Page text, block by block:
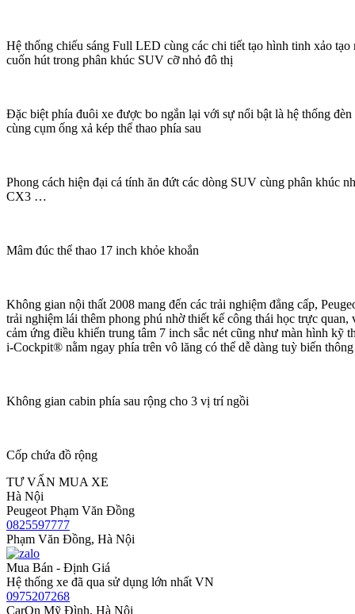
Hệ thống chiếu sáng Full LED cùng các chi tiết tạo hình tinh xảo tạo
cuốn hút trong phân khúc SUV cỡ nhỏ đô thị
Đặc biệt phía đuôi xe được bo ngắn lại với sự nổi bật là hệ thống
cùng cụm ống xả kép thể thao phía sau
Phong cách hiện đại cá tính ăn đứt các dòng SUV cùng phân khúc
CX3 …
Mâm đúc thể thao 17 inch khỏe khoắn
Không gian nội thất 2008 mang đến các trải nghiệm đẳng cấp,
trải nghiệm lái thêm phong phú nhờ thiết kế công thái học trực quan,
cảm ứng điều khiển trung tâm 7 inch sắc nét cũng như màn hình kỹ
i-Cockpit® nằm ngay phía trên vô lăng có thể dễ dàng tuỳ biến
Không gian cabin phía sau rộng cho 3 vị trí ngồi
Cốp chứa đồ rộng
TƯ VẤN MUA XE
Hà Nội
Peugeot Phạm Văn Đồng
0825597777
Phạm Văn Đồng, Hà Nội
Mua Bán - Định Giá
Hệ thống xe đã qua sử dụng lớn nhất VN
0975207268
CarOn Mỹ Đình, Hà Nội